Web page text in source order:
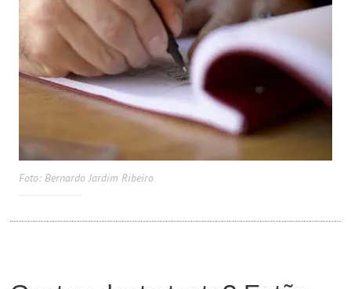
Foto: Bernardo Jardim Ribeiro